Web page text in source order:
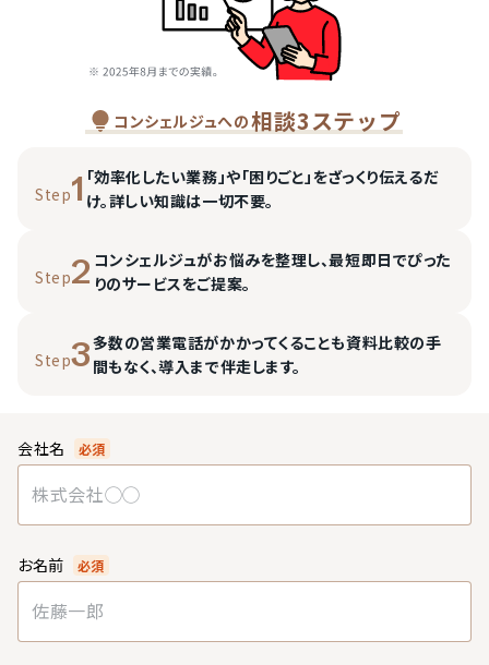
コンシェルジュへの相談3ステップ
Step1 「効率化したい業務」や「困りごと」をざっくり伝えるだ
け。詳しい知識は一切不要。
Step2 コンシェルジュがお悩みを整理し、最短即日でぴった
りのサービスをご提案。
Step3多数の営業電話がかかってくることも資料比較の手
間もなく、導入まで伴走します。
会社名 必須
お名前 必須